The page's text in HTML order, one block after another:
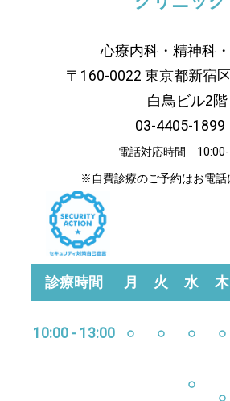
心療内科・精神科
〒160-0022 東京都新宿
白鳥ビル2階
03-4405-1899
電話対応時間 10:00-
※自費診療のご予約はお電話
診療時間 月 火 水 木
10:00 - 13:00 ○ ○ ○ ○
○
○